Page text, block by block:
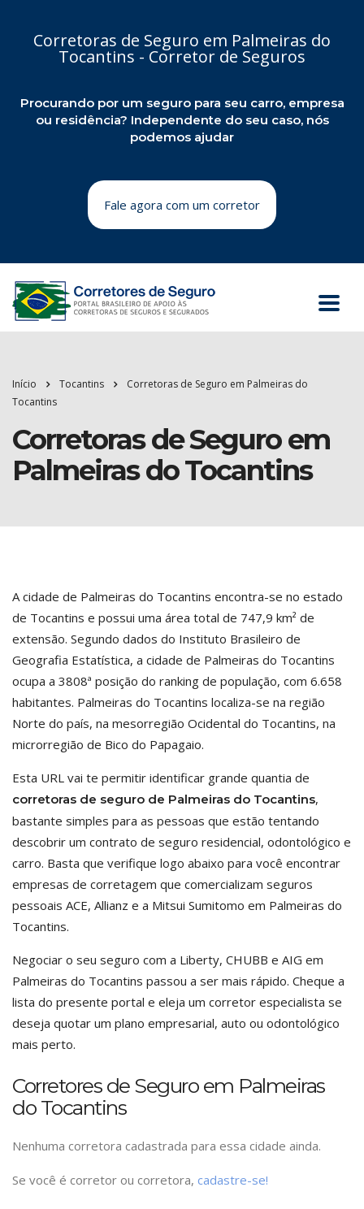
Corretoras de Seguro em Palmeiras do
Tocantins - Corretor de Seguros
Procurando por um seguro para seu carro, empresa
ou residência? Independente do seu caso, nós
podemos ajudar
Fale agora com um corretor
Início Tocantins
Corretoras de Seguro em Palmeiras do
Tocantins
Corretoras de Seguro em
Palmeiras do Tocantins
A cidade de Palmeiras do Tocantins encontra-se no estado
de Tocantins e possui uma área total de 747,9 km² de
extensão. Segundo dados do Instituto Brasileiro de
Geografia Estatística, a cidade de Palmeiras do Tocantins
ocupa a 3808ª posição do ranking de população, com 6.658
habitantes. Palmeiras do Tocantins localiza-se na região
Norte do país, na mesorregião Ocidental do Tocantins, na
microrregião de Bico do Papagaio.
Esta URL vai te permitir identificar grande quantia de
corretoras de seguro de Palmeiras do Tocantins,
bastante simples para as pessoas que estão tentando
descobrir um contrato de seguro residencial, odontológico e
carro. Basta que verifique logo abaixo para você encontrar
empresas de corretagem que comercializam seguros
pessoais ACE, Allianz e a Mitsui Sumitomo em Palmeiras do
Tocantins.
Negociar o seu seguro com a Liberty, CHUBB e AIG em
Palmeiras do Tocantins passou a ser mais rápido. Cheque a
lista do presente portal e eleja um corretor especialista se
deseja quotar um plano empresarial, auto ou odontológico
mais perto.
Corretores de Seguro em Palmeiras
do Tocantins
Nenhuma corretora cadastrada para essa cidade ainda.
Se você é corretor ou corretora, cadastre-se!